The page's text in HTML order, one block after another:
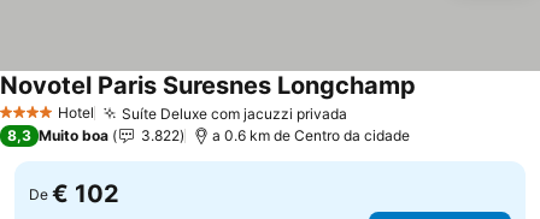
4 EstrelasHotel Suíte Deluxe com jacuzzi privada
Novotel Paris Suresnes Longchamp
8,3 Muito boa 3.822 a 0.6 km de Centro da cidade
De € 102